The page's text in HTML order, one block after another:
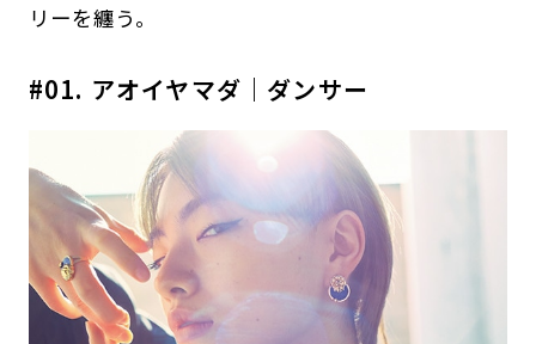
リーを纏う。
#01. アオイヤマダ｜ダンサー